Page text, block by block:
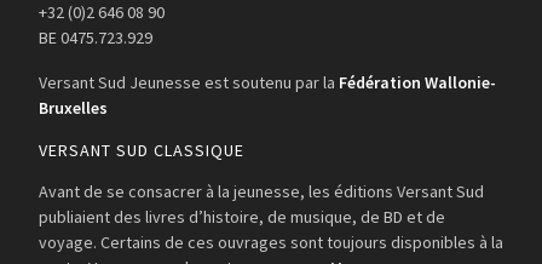
+32 (0)2 646 08 90
BE 0475.723.929
Versant Sud Jeunesse est soutenu par la Fédération Wallonie-
Bruxelles
VERSANT SUD CLASSIQUE
Avant de se consacrer à la jeunesse, les éditions Versant Sud
publiaient des livres d’histoire, de musique, de BD et de
voyage. Certains de ces ouvrages sont toujours disponibles à la